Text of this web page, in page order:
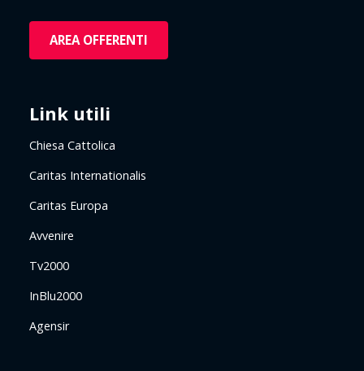
AREA OFFERENTI
Link utili
Chiesa Cattolica
Caritas Internationalis
Caritas Europa
Avvenire
Tv2000
InBlu2000
Agensir